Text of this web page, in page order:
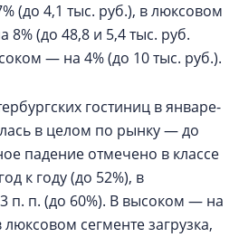
(до 4,1 тыс. руб.), в люксовом
(до 48,8 и 5,4 тыс. руб.
— на 4% (до 10 тыс. руб.).
гостиниц в январе-
в целом по рынку — до
падение отмечено в классе
к году (до 52%), в
п. п. (до 60%). В высоком — на
люксовом сегменте загрузка,